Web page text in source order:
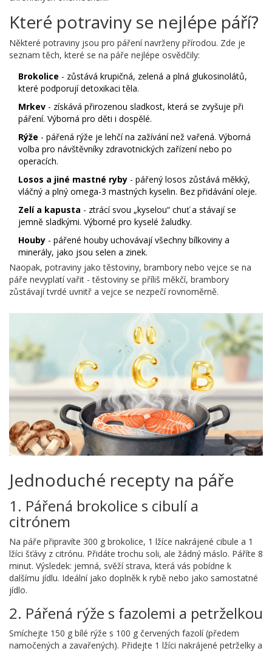
Které potraviny se nejlépe páří?
Některé potraviny jsou pro páření navrženy přírodou. Zde je
seznam těch, které se na páře nejlépe osvědčily:
Brokolice - zůstává krupičná, zelená a plná glukosinolátů,
které podporují detoxikaci těla.
Mrkev - získává přirozenou sladkost, která se zvyšuje při
páření. Výborná pro děti i dospělé.
Rýže - pářená rýže je lehčí na zažívání než vařená. Výborná
volba pro návštěvníky zdravotnických zařízení nebo po
operacích.
Losos a jiné mastné ryby - pářený losos zůstává měkký,
vláčný a plný omega-3 mastných kyselin. Bez přidávání oleje.
Zelí a kapusta - ztrácí svou „kyselou“ chuť a stávají se
jemně sladkými. Výborné pro kyselé žaludky.
Houby - pářené houby uchovávají všechny bílkoviny a
minerály, jako jsou selen a zinek.
Naopak, potraviny jako těstoviny, brambory nebo vejce se na
páře nevyplatí vařit - těstoviny se příliš měkčí, brambory
zůstávají tvrdé uvnitř a vejce se nezpečí rovnoměrně.
Jednoduché recepty na páře
1. Pářená brokolice s cibulí a
citrónem
Na páře připravíte 300 g brokolice, 1 lžíce nakrájené cibule a 1
lžíci šťávy z citrónu. Přidáte trochu soli, ale žádný máslo. Páříte 8
minut. Výsledek: jemná, svěží strava, která vás pobídne k
dalšímu jídlu. Ideální jako doplněk k rybě nebo jako samostatné
jídlo.
2. Pářená rýže s fazolemi a petrželkou
Smíchejte 150 g bílé rýže s 100 g červených fazolí (předem
namočených a zavařených). Přidejte 1 lžíci nakrájené petrželky a